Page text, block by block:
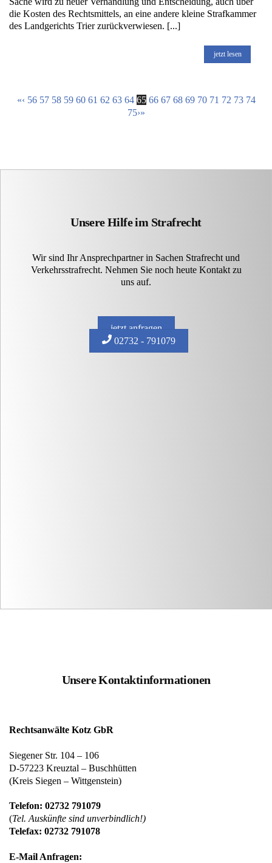
die Kosten des Rechtsmittels, an eine andere kleine Strafkammer
des Landgerichts Trier zurückverwiesen. [...]
jetzt lesen
«‹ 56 57 58 59 60 61 62 63 64 65 66 67 68 69 70 71 72 73 74
75›»
Unsere Hilfe im Strafrecht
Wir sind Ihr Ansprechpartner in Sachen Strafrecht und
Verkehrsstrafrecht. Nehmen Sie noch heute Kontakt zu
uns auf.
jetzt anfragen
02732 - 791079
Unsere Kontaktinformationen
Rechtsanwälte Kotz GbR
Siegener Str. 104 – 106
D-57223 Kreuztal – Buschhütten
(Kreis Siegen – Wittgenstein)
Telefon: 02732 791079
(Tel. Auskünfte sind unverbindlich!)
Telefax: 02732 791078
E-Mail Anfragen: